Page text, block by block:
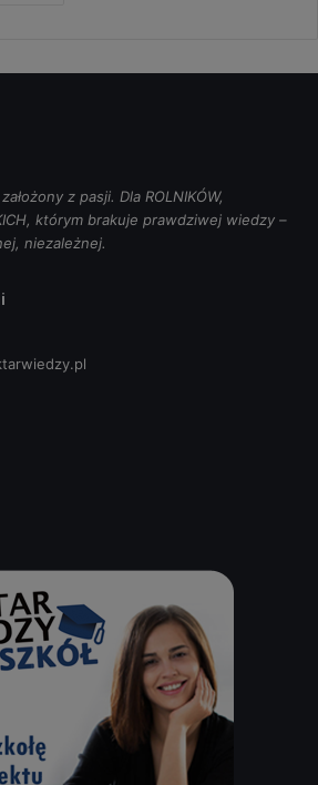
z pasji. Dla ROLNIKÓW,
którym brakuje prawdziwej wiedzy –
niezależnej.